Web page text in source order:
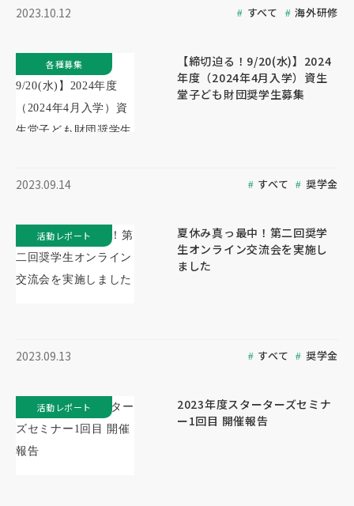
2023.10.12 すべて 海外研修
【締切迫る！9/20(水)】2024
年度（2024年4月入学）資生
堂子ども財団奨学生募集
2023.09.14 すべて 奨学金
各種募集
夏休み真っ最中！第二回奨学
生オンライン交流会を実施し
ました
2023.09.13 すべて 奨学金
活動レポート
2023年度スターターズセミナ
ー1回目 開催報告
活動レポート